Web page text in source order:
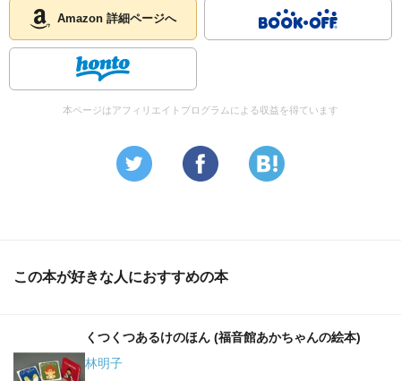
Amazon 詳細ページへ
本ページはアフィリエイトプログラムによる収益を得ています
この本が好きな人におすすめの本
くつくつあるけのほん (福音館あかちゃんの絵本)
林明子